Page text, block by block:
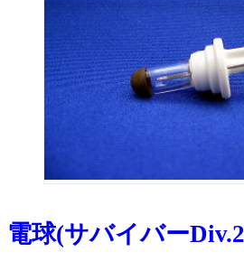
電球(サバイバー